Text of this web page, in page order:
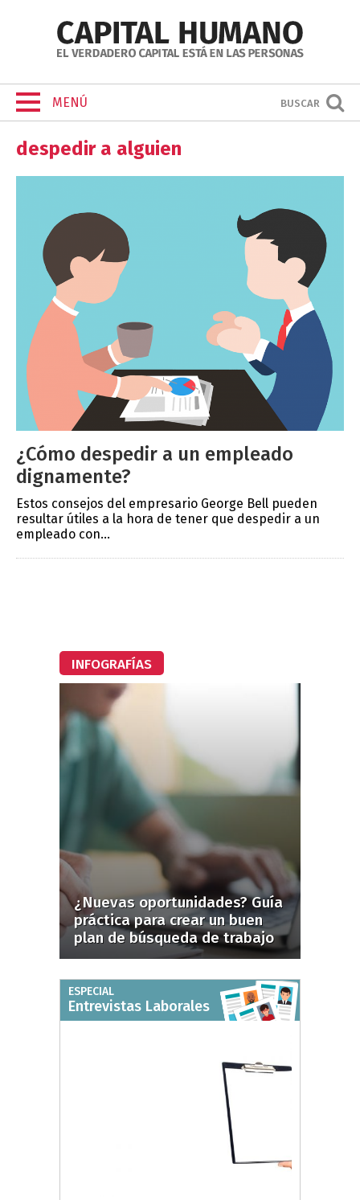
MENÚ BUSCAR
despedir a alguien
¿Cómo despedir a un empleado
dignamente?
Estos consejos del empresario George Bell pueden
resultar útiles a la hora de tener que despedir a un
empleado con...
INFOGRAFÍAS
¿Nuevas oportunidades? Guía
práctica para crear un buen
plan de búsqueda de trabajo
ESPECIAL
Entrevistas Laborales